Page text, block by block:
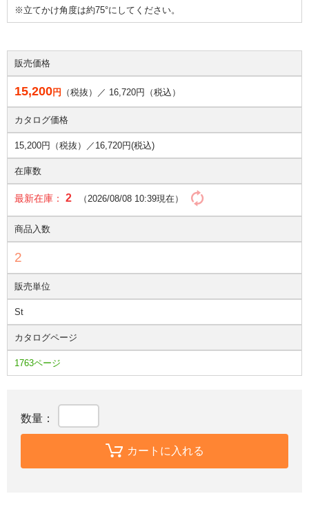
※立てかけ角度は約75°にしてください。
販売価格
15,200円 （税抜）／ 16,720円（税込）
カタログ価格
15,200円（税抜）／ 16,720円(税込)
在庫数
最新在庫： 2 （2026/08/08 10:39現在）
商品入数
2
販売単位
St
カタログページ
1763ページ
数量：
カートに入れる